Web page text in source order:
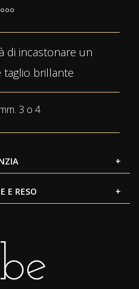
di incastonare un
taglio brillante
3 o 4
E RESO